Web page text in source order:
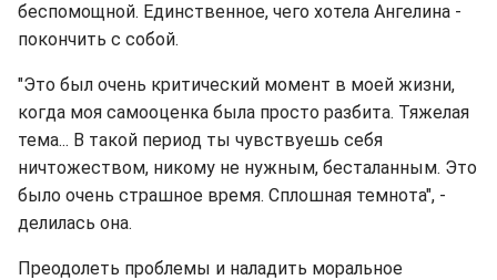
беспомощной. Единственное, чего хотела Ангелина -
покончить с собой.
"Это был очень критический момент в моей жизни,
когда моя самооценка была просто разбита. Тяжелая
тема... В такой период ты чувствуешь себя
ничтожеством, никому не нужным, бесталанным. Это
было очень страшное время. Сплошная темнота", -
делилась она.
Преодолеть проблемы и наладить моральное